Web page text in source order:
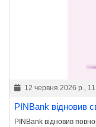
12 червня 2026 р.,
PINBank відновив
PINBank відновив